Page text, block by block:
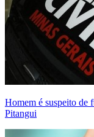
Homem é suspeito de
Pitangui